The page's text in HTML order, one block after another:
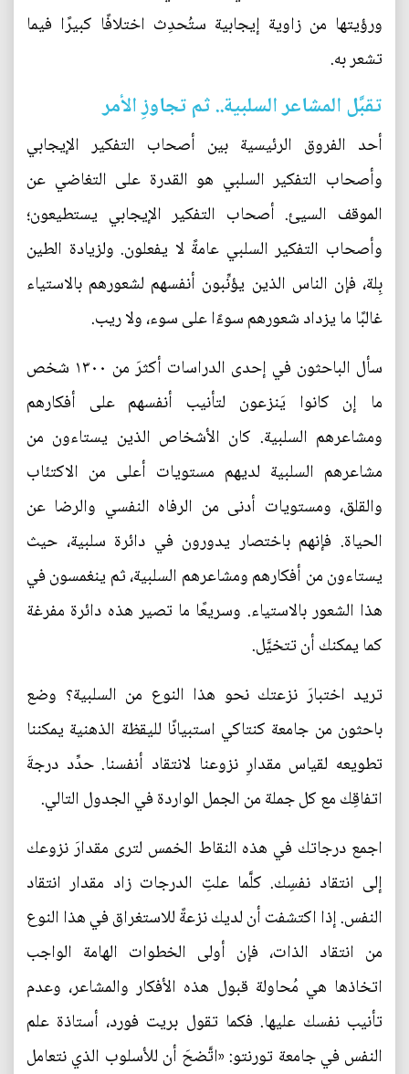
ورؤيتها من زاوية إيجابية ستُحدِث اختلافًا كبيرًا فيما
تشعر به.
تقبَّل المشاعر السلبية.. ثم تجاوزِ الأمر
أحد الفروق الرئيسية بين أصحاب التفكير الإيجابي
وأصحاب التفكير السلبي هو القدرة على التغاضي عن
الموقف السيئ. أصحاب التفكير الإيجابي يستطيعون؛
وأصحاب التفكير السلبي عامةً لا يفعلون. ولزيادة الطين
بِلة، فإن الناس الذين يؤنِّبون أنفسهم لشعورهم بالاستياء
غالبًا ما يزداد شعورهم سوءًا على سوء، ولا ريب.
سأل الباحثون في إحدى الدراسات أكثرَ من ١٣٠٠ شخص
ما إن كانوا يَنزعون لتأنيب أنفسهم على أفكارهم
ومشاعرهم السلبية. كان الأشخاص الذين يستاءون من
مشاعرهم السلبية لديهم مستويات أعلى من الاكتئاب
والقلق، ومستويات أدنى من الرفاه النفسي والرضا عن
الحياة. فإنهم باختصار يدورون في دائرة سلبية، حيث
يستاءون من أفكارهم ومشاعرهم السلبية، ثم ينغمسون في
هذا الشعور بالاستياء. وسريعًا ما تصير هذه دائرة مفرغة
كما يمكنك أن تتخيَّل.
تريد اختبارَ نزعتك نحو هذا النوع من السلبية؟ وضع
باحثون من جامعة كنتاكي استبيانًا لليقظة الذهنية يمكننا
تطويعه لقياس مقدارِ نزوعنا لانتقاد أنفسنا. حدِّد درجةَ
اتفاقِك مع كل جملة من الجمل الواردة في الجدول التالي.
اجمع درجاتك في هذه النقاط الخمس لترى مقدارَ نزوعك
إلى انتقاد نفسِك. كلَّما علتِ الدرجات زاد مقدار انتقاد
النفس. إذا اكتشفت أن لديك نزعةً للاستغراق في هذا النوع
من انتقاد الذات، فإن أولى الخطوات الهامة الواجب
اتخاذها هي مُحاولة قبول هذه الأفكار والمشاعر، وعدم
تأنيب نفسك عليها. فكما تقول بريت فورد، أستاذة علم
النفس في جامعة تورنتو: «اتَّضحَ أن للأسلوب الذي نتعامل